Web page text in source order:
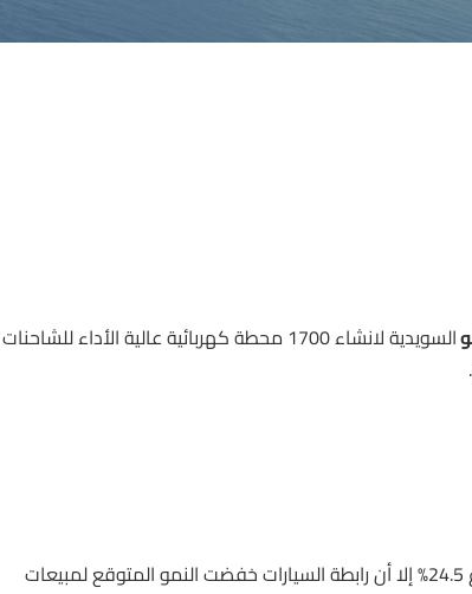
السويدية لانشاء 1700 محطة كهربائية عالية الأداء للشاحنات
وفي مبيعات السيارات فقد سجلت في المانيا سنويا حتى يونيو ارتفاع 24.5% إلا أن رابطة السيارات خفضت النمو المتوقع لمبيعات